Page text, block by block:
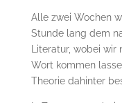
Alle zwei Wochen
Stunde lang dem
Literatur, wobei
Wort kommen
Theorie dahinter